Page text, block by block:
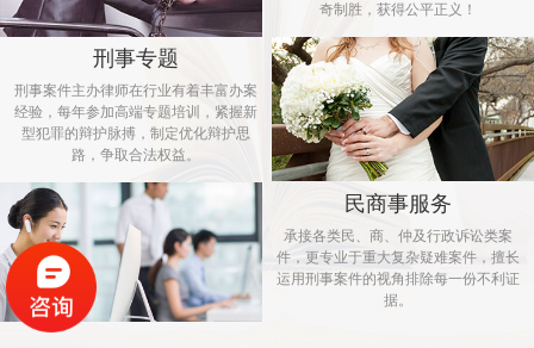
奇制胜，获得公平正义！
刑事专题
刑事案件主办律师在行业有着丰富办案
经验，每年参加高端专题培训，紧握新
型犯罪的辩护脉搏，制定优化辩护思
路，争取合法权益。
民商事服务
承接各类民、商、仲及行政诉讼类案
件，更专业于重大复杂疑难案件，擅长
运用刑事案件的视角排除每一份不利证
据。